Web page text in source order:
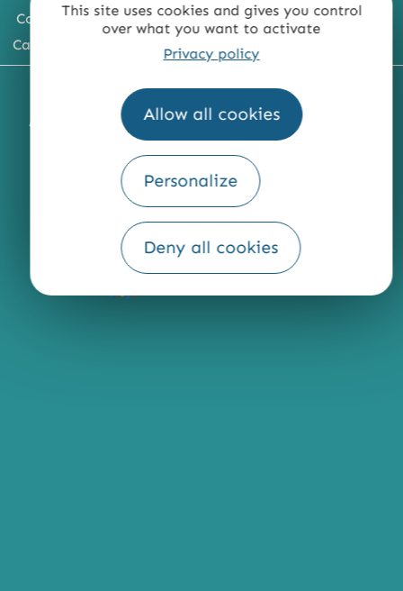
This site uses cookies and gives you control
over what you want to activate
Privacy policy
Allow all cookies
Personalize
Deny all cookies
Comment venir ?
Carte du territoire
MENTIONS LÉGALES PLAN DU SITE
ACCESSIBILITÉ : NON CONFORME PRESSE
QUI SOMMES-NOUS ?
Fourni par
Traduction